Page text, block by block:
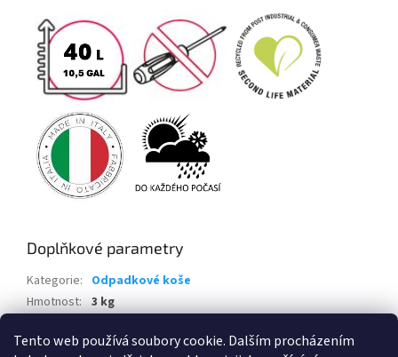
Tento web používá soubory cookie. Dalším procházením
Doplňkové parametry
Kategorie: Odpadkové koše
Hmotnost: 3 kg